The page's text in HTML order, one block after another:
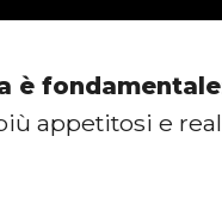
è fondamentale
appetitosi e